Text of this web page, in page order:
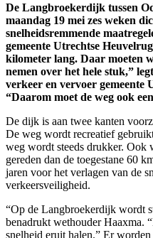
De Langbroekerdijk tussen
maandag 19 mei zes weken
snelheidsremmende
gemeente Utrechtse
kilometer lang. Daar moeten
nemen over het hele stuk,”
verkeer en vervoer gemeente
“Daarom moet de weg ook
De dijk is aan twee kanten
De weg wordt recreatief
weg wordt steeds drukker. Ook
gereden dan de toegestane 60
jaren voor het verlagen van de
verkeersveiligheid.
“Op de Langbroekerdijk wordt
benadrukt wethouder Haaxma.
snelheid eruit halen.” Er